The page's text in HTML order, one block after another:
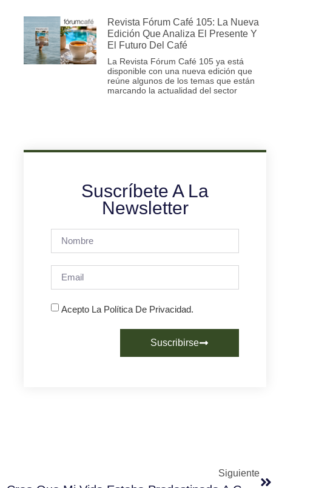
Revista Fórum Café 105: La Nueva
Edición Que Analiza El Presente Y
El Futuro Del Café
La Revista Fórum Café 105 ya está
disponible con una nueva edición que
reúne algunos de los temas que están
marcando la actualidad del sector
Suscríbete A La
Newsletter
Acepto La Política De Privacidad.
Suscribirse
Siguiente